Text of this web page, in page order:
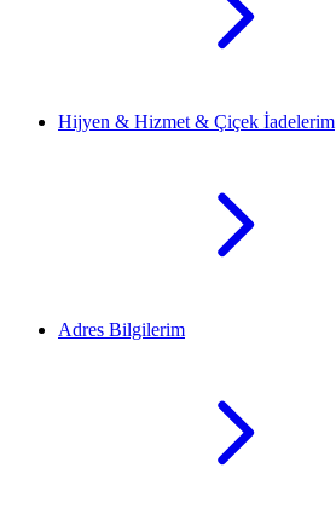
Hijyen & Hizmet & Çiçek İadelerim
Adres Bilgilerim